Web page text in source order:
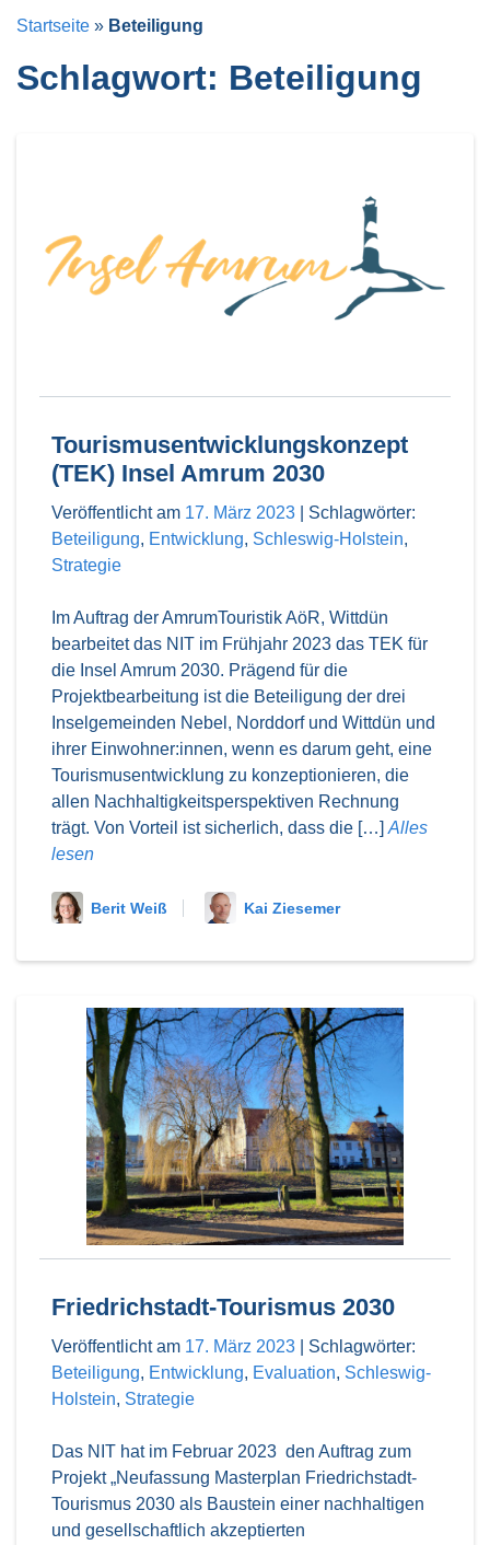
Startseite » Beteiligung
Schlagwort: Beteiligung
Tourismusentwicklungskonzept
(TEK) Insel Amrum 2030
Veröffentlicht am 17. März 2023
Schlagwörter:
Beteiligung, Entwicklung, Schleswig-Holstein,
Strategie
Im Auftrag der AmrumTouristik AöR, Wittdün
bearbeitet das NIT im Frühjahr 2023 das TEK für
die Insel Amrum 2030. Prägend für die
Projektbearbeitung ist die Beteiligung der drei
Inselgemeinden Nebel, Norddorf und Wittdün und
ihrer Einwohner:innen, wenn es darum geht, eine
Tourismusentwicklung zu konzeptionieren, die
allen Nachhaltigkeitsperspektiven Rechnung
trägt. Von Vorteil ist sicherlich, dass die […] Alles
lesen
Berit Weiß Kai Ziesemer
Friedrichstadt-Tourismus 2030
Veröffentlicht am 17. März 2023
Schlagwörter:
Beteiligung, Entwicklung, Evaluation, Schleswig-
Holstein, Strategie
Das NIT hat im Februar 2023 den Auftrag zum
Projekt „Neufassung Masterplan Friedrichstadt-
Tourismus 2030 als Baustein einer nachhaltigen
und gesellschaftlich akzeptierten